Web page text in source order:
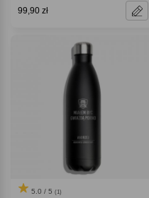
99,90 zł
5.0 / 5 (1)